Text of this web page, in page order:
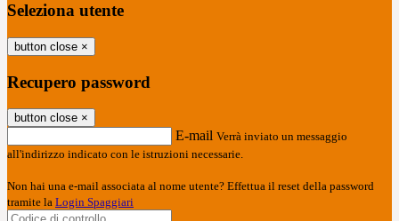
Seleziona utente
button close ×
Recupero password
button close ×
E-mail Verrà inviato un messaggio
all'indirizzo indicato con le istruzioni necessarie.
Non hai una e-mail associata al nome utente? Effettua il reset della password
tramite la Login Spaggiari